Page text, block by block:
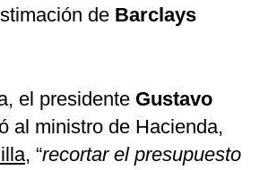
de Barclays
el presidente Gustavo
al ministro de Hacienda,
, “recortar el presupuesto